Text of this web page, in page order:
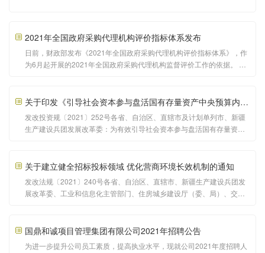
2021年全国政府采购代理机构评价指标体系发布
日前，财政部发布《2021年全国政府采购代理机构评价指标体系》，作
为6月起开展的2021年全国政府采购代理机构监督评价工作的依据。 评
量、业绩等因素，按照成长型、综合型两类进行
关于印发《引导社会资本参与盘活国有存量资产中央预算内投资示范专项管理办法》的通知
发改投资规〔2021〕252号各省、自治区、直辖市及计划单列市、新疆
生产建设兵团发展改革委：为有效引导社会资本参与盘活国有存量资
投资条例》等有关规定，国家发展改革委研究制定了《引
关于建立健全招标投标领域 优化营商环境长效机制的通知
发改法规〔2021〕240号各省、自治区、直辖市、新疆生产建设兵团发
展改革委、工业和信息化主管部门、住房城乡建设厅（委、局）、交通
资源交易平台整合工作牵头部门，各省、自治区、直辖市通信管
国鼎和诚项目管理集团有限公司2021年招聘公告
为进一步提升公司员工素质，提高执业水平，现就公司2021年度招聘人